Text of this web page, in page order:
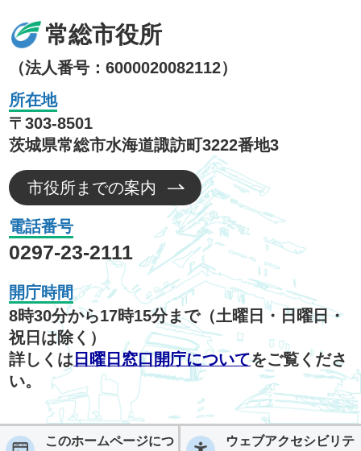
常総市役所
（法人番号：6000020082112）
所在地
〒303-8501
茨城県常総市水海道諏訪町3222番地3
市役所までの案内
電話番号
0297-23-2111
開庁時間
8時30分から17時15分まで（土曜日・日曜日・
祝日は除く）
詳しくは 日曜日窓口開庁についてをご覧くださ
い。
このホームページにつ ウェブアクセシビリテ